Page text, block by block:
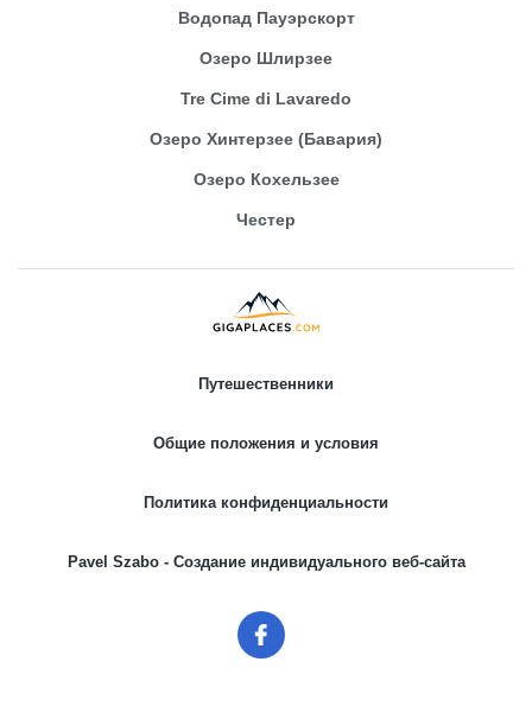
Водопад Пауэрскорт
Озеро Шлирзее
Tre Cime di Lavaredo
Озеро Хинтерзее (Бавария)
Озеро Кохельзее
Честер
Путешественники
Общие положения и условия
Политика конфиденциальности
Pavel Szabo - Создание индивидуального веб-сайта